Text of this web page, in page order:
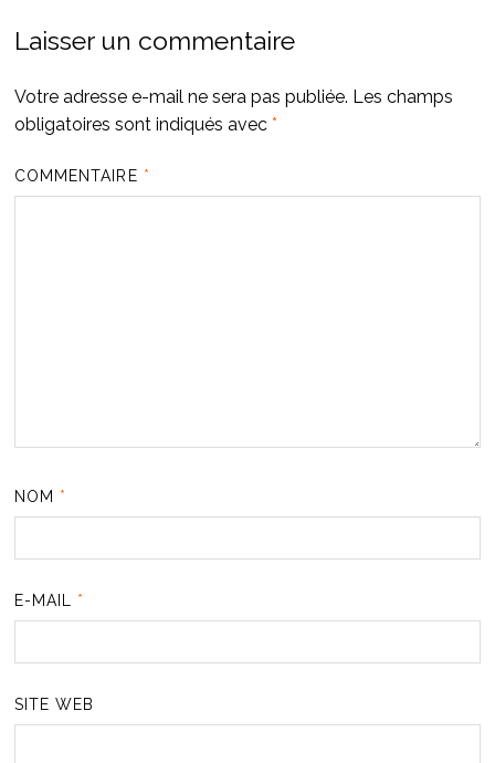
Laisser un commentaire
Votre adresse e-mail ne sera pas publiée. Les champs
obligatoires sont indiqués avec *
COMMENTAIRE *
NOM *
E-MAIL *
SITE WEB